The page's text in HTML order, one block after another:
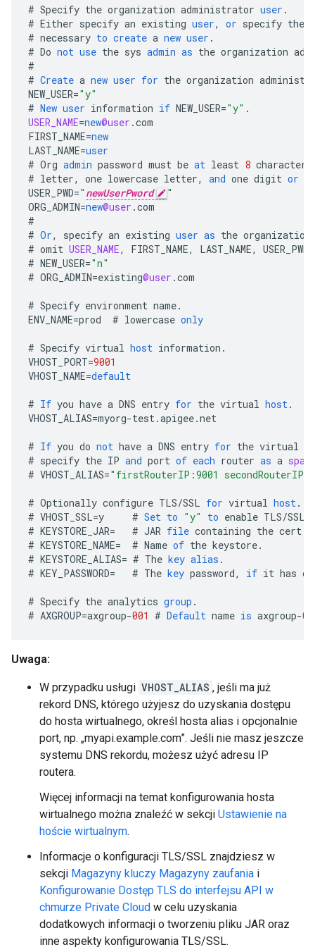
# Specify the organization administrator user .
# Either specify an existing user, or specify the
# necessary to create a new user .
# Do not use the sys admin as the organization
#
# Create a new user for the organization
NEW_USER="y"
# New user information if NEW_USER="y" .
USER_NAME=new@user .com
FIRST_NAME=new
LAST_NAME=user
# Org admin password must be at least 8 characters
# letter, one lowercase letter, and one digit or
USER_PWD=" newUserPword
"
ORG_ADMIN=new@user .com
#
# Or, specify an existing user as the organization
# omit USER_NAME, FIRST_NAME, LAST_NAME, USER_PWD
# NEW_USER="n"
# ORG_ADMIN=existing@user .com
# Specify environment name.
ENV_NAME=prod # lowercase only
# Specify virtual host information .
VHOST_PORT=9001
VHOST_NAME=default
# If you have a DNS entry for the virtual host.
VHOST_ALIAS=myorg-test.apigee.net
# If you do not have a DNS entry for the virtual
# specify the IP and port of each router as a
# VHOST_ALIAS="firstRouterIP:9001
# Optionally configure TLS/SSL for virtual host.
# VHOST_SSL=y # Set to "y" to enable TLS/SSL
# KEYSTORE_JAR= # JAR file containing the cert
# KEYSTORE_NAME= # Name of the keystore.
# KEYSTORE_ALIAS= # The key alias .
# KEY_PASSWORD= # The key password, if it has
# Specify the analytics group .
# AXGROUP=axgroup-001 # Default name is axgroup-
Uwaga:
W przypadku usługi VHOST_ALIAS , jeśli ma już
rekord DNS, którego użyjesz do uzyskania dostępu
do hosta wirtualnego, określ hosta alias i opcjonalnie
port, np. „myapi.example.com”. Jeśli nie masz jeszcze
systemu DNS rekordu, możesz użyć adresu IP
routera.
Więcej informacji na temat konfigurowania hosta
wirtualnego można znaleźć w sekcji Ustawienie na
hoście wirtualnym.
Informacje o konfiguracji TLS/SSL znajdziesz w
sekcji Magazyny kluczy Magazyny zaufania i
Konfigurowanie Dostęp TLS do interfejsu API w
chmurze Private Cloud w celu uzyskania
dodatkowych informacji o tworzeniu pliku JAR oraz
inne aspekty konfigurowania TLS/SSL.